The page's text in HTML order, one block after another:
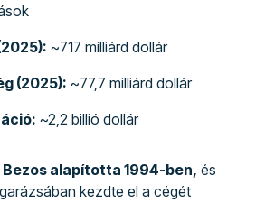
~717 milliárd dollár
(2025): ~77,7 milliárd dollár
~2,2 billió dollár
alapította 1994-ben, és
kezdte el a cégét